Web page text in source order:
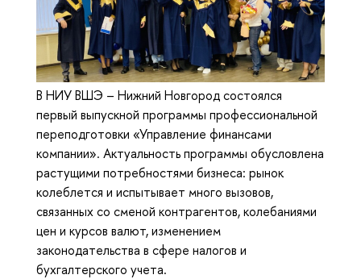
В НИУ ВШЭ – Нижний Новгород состоялся
первый выпускной программы профессиональной
переподготовки «Управление финансами
компании». Актуальность программы обусловлена
растущими потребностями бизнеса: рынок
колеблется и испытывает много вызовов,
связанных со сменой контрагентов, колебаниями
цен и курсов валют, изменением
законодательства в сфере налогов и
бухгалтерского учета.